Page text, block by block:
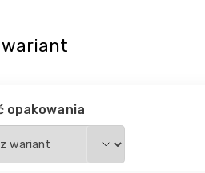
wariant
opakowania